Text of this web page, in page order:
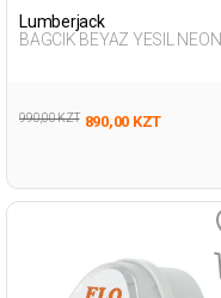
Lumberjack
BAGCIK BEYAZ YESIL NEON
990,00 KZT 890,00 KZT